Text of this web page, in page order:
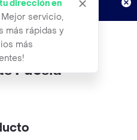
dirección en
Mejor servicio,
más rápidas y
más
semanas
Aplican TyC
Lana Para
Fucsia